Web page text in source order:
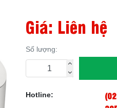
Giá: Liên hệ
Số lượng:
Hotline: